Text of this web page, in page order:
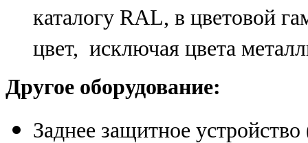
каталогу RAL, в цветовой
цвет, исключая цвета
Другое оборудование:
Заднее защитное